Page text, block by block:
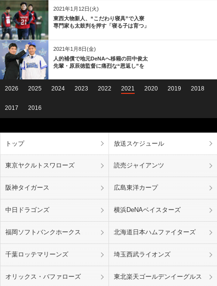
2021年1月12日(火)
東西大物新人、“こだわり寝具”で入寮
専門家も太鼓判を押す「寝る子は育つ」
2021年1月8日(金)
人的補償で地元DeNAへ移籍の田中俊太
先輩・原辰徳監督に痛烈な“恩返し”を
2026 2025 2024 2023 2022 2021 2020 2019 2018
2017 2016
トップ 放送スケジュール
東京ヤクルトスワローズ 読売ジャイアンツ
阪神タイガース 広島東洋カープ
中日ドラゴンズ 横浜DeNAベイスターズ
福岡ソフトバンクホークス 北海道日本ハムファイターズ
千葉ロッテマリーンズ 埼玉西武ライオンズ
オリックス・バファローズ 東北楽天ゴールデンイーグルス